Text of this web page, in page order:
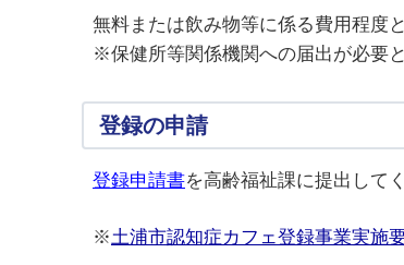
無料または飲み物等に係る費用程度
※保健所等関係機関への届出が必要
登録の申請
登録申請書を高齢福祉課に提出して
※土浦市認知症カフェ登録事業実施